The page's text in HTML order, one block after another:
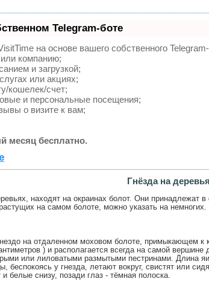
Telegram-боте
на основе вашего собственного
компанию;
и загрузкой;
или акциях;
кошелек/счет;
и персональные посещения;
о визите к вам;
месяц бесплатно.
Гнёзда на
находят на окраинах болот. Они
на самом болоте, можно указать на немногих.
на отдаленном моховом болоте, примыкающем
) и располагается всегда на самой вершине
или лиловатыми размытыми пестринами. Длина
беспокоясь у гнезда, летают вокруг, свистят или
белые снизу, позади глаз - тёмная полоска.